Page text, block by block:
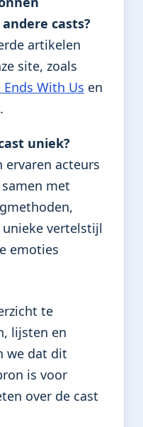
casts?
artikelen
site, zoals
With Us en
uniek?
ervaren acteurs
met
vertelstijl
emoties
te
lijsten en
we dat dit
is voor
over de cast